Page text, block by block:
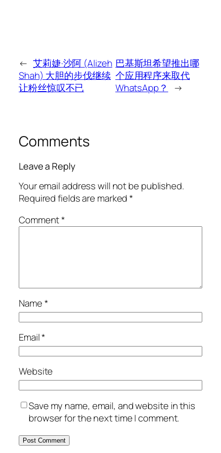
← 艾莉婕·沙阿 (Alizeh
Shah) 大胆的步伐继续
让粉丝惊叹不已
巴基斯坦希望推出哪
个应用程序来取代
WhatsApp？
→
Comments
Leave a Reply
Your email address will not be published.
Required fields are marked*
Comment*
Name*
Email*
Website
Save my name, email, and website in this
browser for the next time I comment.